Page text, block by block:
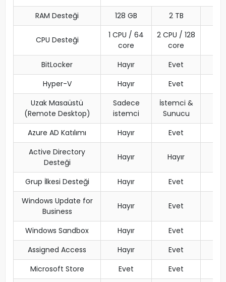
RAM Desteği
128 GB 2 TB
CPU Desteği
1 CPU / 64
core
2 CPU / 128
core
BitLocker Hayır
Evet
Hyper-V
Hayır
Evet
Uzak Masaüstü
(Remote Desktop)
Sadece
istemci
İstemci &
Sunucu
Azure AD Katılımı Hayır
Evet
Active Directory
Desteği
Hayır Hayır
Grup İlkesi Desteği Hayır
Evet
Windows Update for
Business
Hayır Evet
Windows Sandbox Hayır
Evet
Assigned Access
Hayır
Evet
Microsoft Store
Evet
Evet